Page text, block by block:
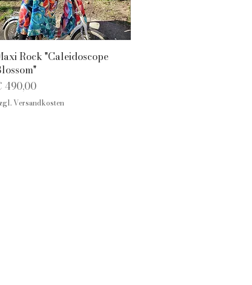
Schnellansicht
Rock "Caleidoscope
490,00
Versandkosten